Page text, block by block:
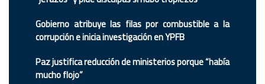
Gobierno atribuye las filas por combustible a la
corrupción e inicia investigación en YPFB
Paz justifica reducción de ministerios porque “había
mucho flojo”